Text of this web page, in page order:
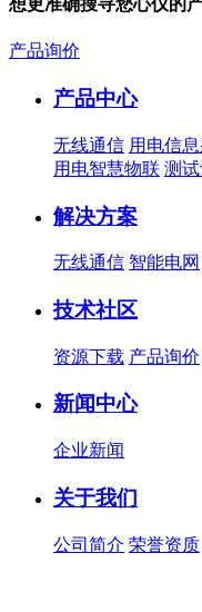
想更准确搜寻您心仪的
产品询价
产品中心
无线通信 用电信
用电智慧物联 测
解决方案
无线通信 智能电网
技术社区
资源下载 产品询价
新闻中心
企业新闻
关于我们
公司简介 荣誉资质